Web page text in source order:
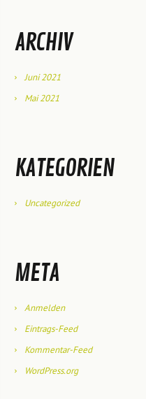
ARCHIV
Juni 2021
Mai 2021
KATEGORIEN
Uncategorized
META
Anmelden
Eintrags-Feed
Kommentar-Feed
WordPress.org